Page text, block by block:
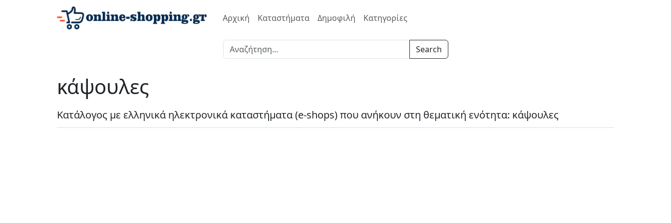
Αρχική Καταστήματα Δημοφιλή Κατηγορίες
Search
κάψουλες
Κατάλογος με ελληνικά ηλεκτρονικά καταστήματα (e-shops) που ανήκουν στη θεματική ενότητα: κάψουλες